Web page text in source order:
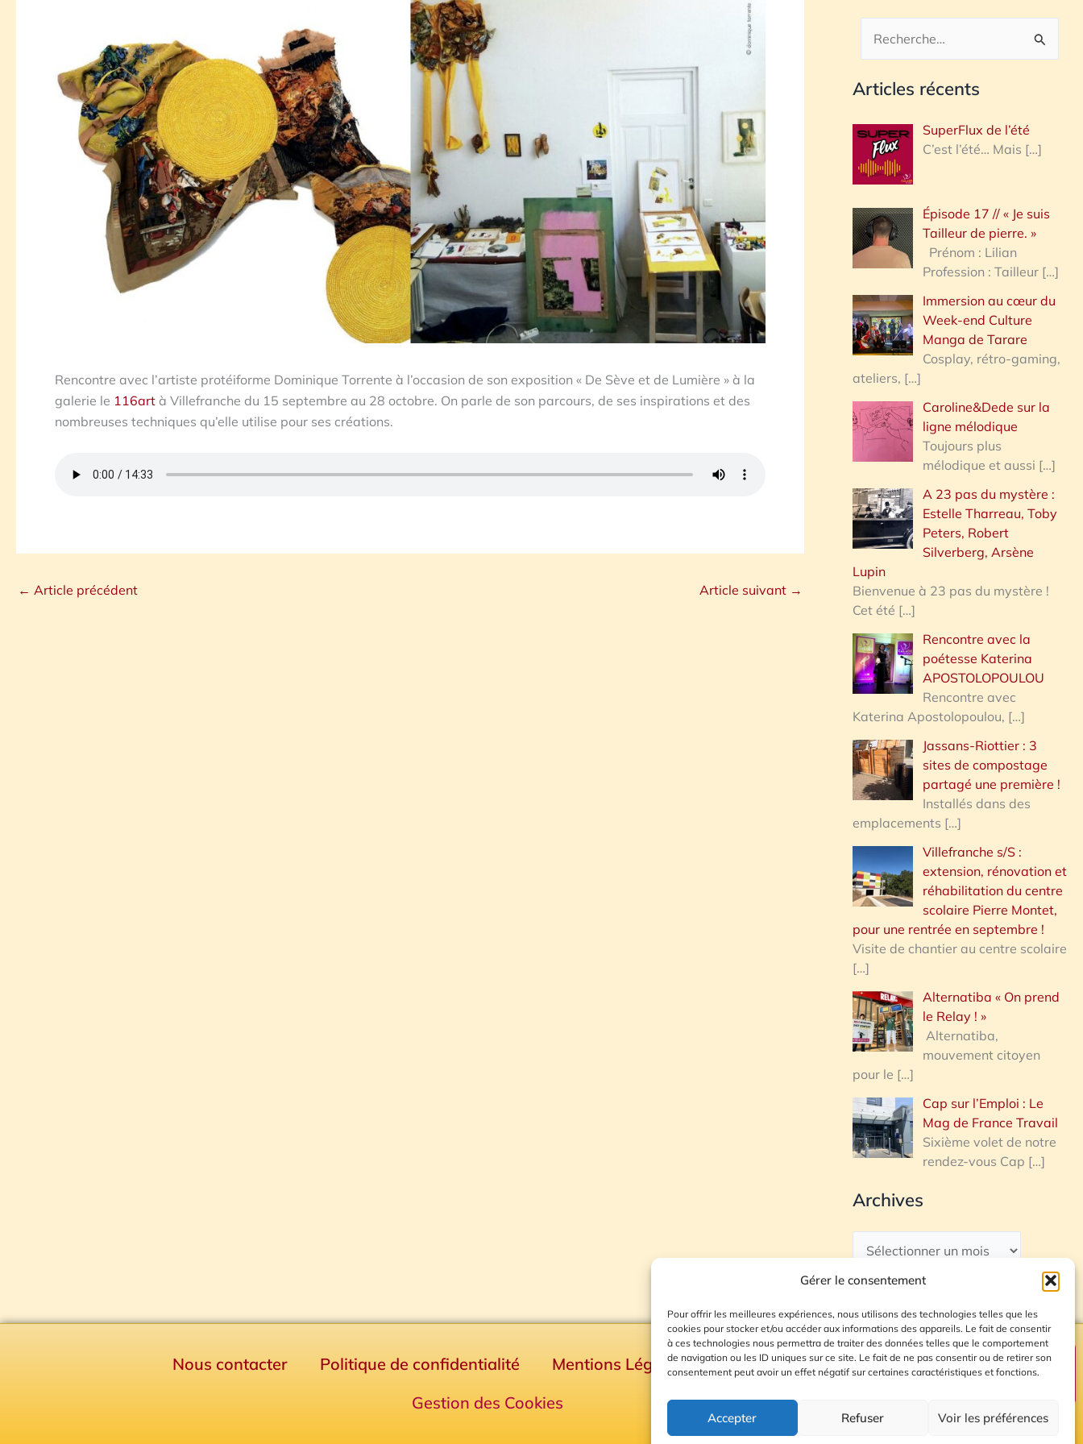
Gérer le consentement
Pour offrir les meilleures expériences, nous utilisons des technologies telles que les
cookies pour stocker et/ou accéder aux informations des appareils. Le fait de consentir
à ces technologies nous permettra de traiter des données telles que le comportement
de navigation ou les ID uniques sur ce site. Le fait de ne pas consentir ou de retirer son
consentement peut avoir un effet négatif sur certaines caractéristiques et fonctions.
Accepter Refuser Voir les préférences
Rencontre avec l’artiste protéiforme Dominique Torrente à l’occasion de son exposition « De Sève et de Lumière » à la
galerie le 116art à Villefranche du 15 septembre au 28 octobre. On parle de son parcours, de ses inspirations et des
nombreuses techniques qu’elle utilise pour ses créations.
← Article précédent Article suivant →
c
h
r
h
e
:
Articles récents
SuperFlux de l’été
C’est l’été… Mais […]
Épisode 17 // « Je suis
Tailleur de pierre. »
Prénom : Lilian
Profession : Tailleur […]
Immersion au cœur du
Week-end Culture
Manga de Tarare
Cosplay, rétro-gaming,
ateliers, […]
Caroline&Dede sur la
ligne mélodique
Toujours plus
mélodique et aussi […]
A 23 pas du mystère :
Estelle Tharreau, Toby
Peters, Robert
Silverberg, Arsène
Lupin
Bienvenue à 23 pas du mystère !
Cet été […]
Rencontre avec la
poétesse Katerina
APOSTOLOPOULOU
Rencontre avec
Katerina Apostolopoulou, […]
Jassans-Riottier : 3
sites de compostage
partagé une première !
Installés dans des
emplacements […]
Villefranche s/S :
extension, rénovation et
réhabilitation du centre
scolaire Pierre Montet,
pour une rentrée en septembre !
Visite de chantier au centre scolaire
[…]
Alternatiba « On prend
le Relay ! »
Alternatiba,
mouvement citoyen
pour le […]
Cap sur l’Emploi : Le
Mag de France Travail
Sixième volet de notre
rendez-vous Cap […]
Archives
Nous contacter Politique de confidentialité Mentions Légales
Plan du site
Gestion des Cookies